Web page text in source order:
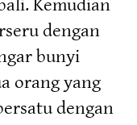
dengan
bunyi
orang yang
dengan